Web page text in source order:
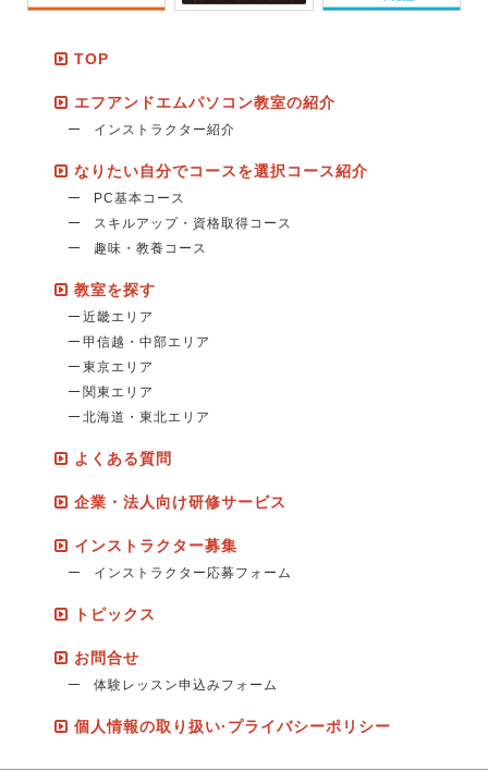
TOP
エフアンドエムパソコン教室の紹介
インストラクター紹介
なりたい自分でコースを選択コース紹介
PC基本コース
スキルアップ・資格取得コース
趣味・教養コース
教室を探す
近畿エリア
甲信越・中部エリア
東京エリア
関東エリア
北海道・東北エリア
よくある質問
企業・法人向け研修サービス
インストラクター募集
インストラクター応募フォーム
トピックス
お問合せ
体験レッスン申込みフォーム
個人情報の取り扱い·プライバシーポリシー